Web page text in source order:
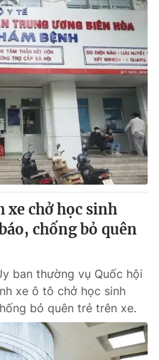
Việt Nam
điện tử số 483/GP-BTTTT
Hạnh, Phạm Quốc Thắng,
024.38 355 932
xe chở học sinh
chống bỏ quên
ban thường vụ Quốc hội
xe ô tô chở học sinh
bỏ quên trẻ trên xe.